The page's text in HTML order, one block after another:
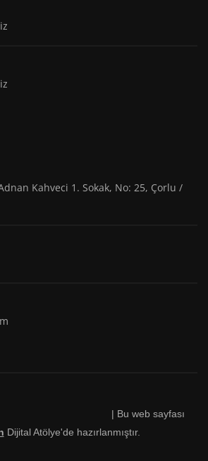
Kahveci 1. Sokak, No: 25, Çorlu /
| Bu web sayfası
Dijital Atölye'de hazırlanmıştır.